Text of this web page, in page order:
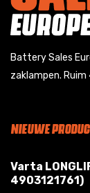
Battery Sales
zaklampen.
NIEUWE
Varta
4903121761)